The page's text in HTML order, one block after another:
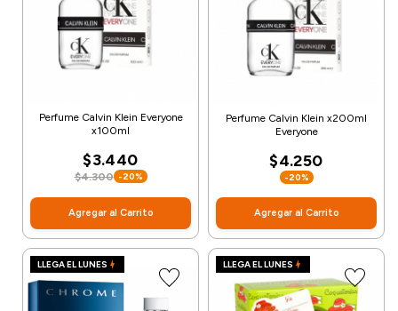
Perfume Calvin Klein Everyone
x100ml
$3.440
$4.300 -20%
Agregar al Carrito
Perfume Calvin Klein x200ml
Everyone
$4.250
-20%
Agregar al Carrito
LLEGA EL LUNES LLEGA EL LUNES